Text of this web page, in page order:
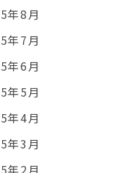
年8月
年7月
年6月
年5月
年4月
年3月
年2月